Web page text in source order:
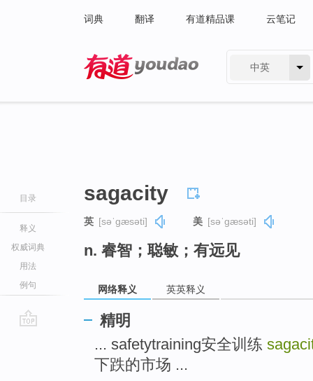
词典 翻译 有道精品课 云笔记
中英
目录
释义
权威词典
用法
例句
sagacity
英 [səˈɡæsəti] 美 [səˈɡæsəti]
n. 睿智；聪敏；有远见
网络释义 英英释义
精明
... safetytraining安全训练
下跌的市场 ...